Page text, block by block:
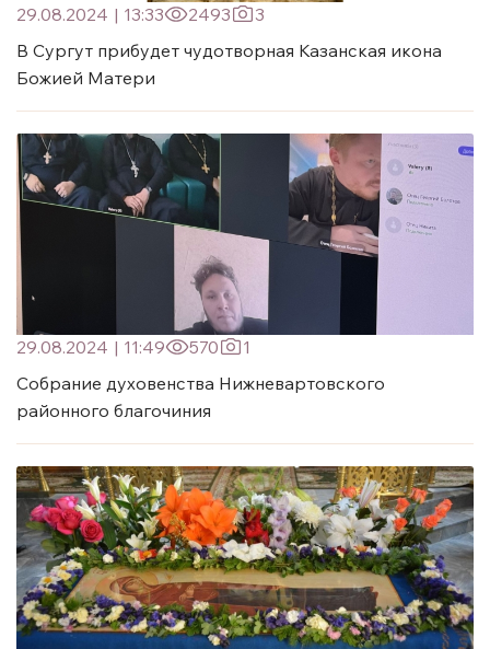
29.08.2024 | 13:33 2493
3
В Сургут прибудет чудотворная Казанская икона
Божией Матери
29.08.2024 | 11:49 570
1
Собрание духовенства Нижневартовского
районного благочиния